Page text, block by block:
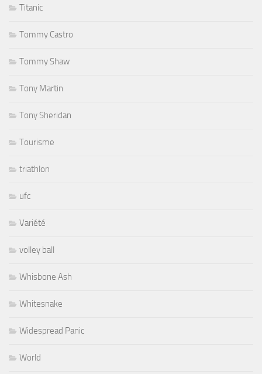
Titanic
Tommy Castro
Tommy Shaw
Tony Martin
Tony Sheridan
Tourisme
triathlon
ufc
Variété
volley ball
Whisbone Ash
Whitesnake
Widespread Panic
World